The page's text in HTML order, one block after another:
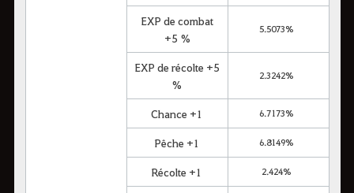
EXP de combat
+5 %
5.5073%
EXP de récolte +5
%
2.3242%
Chance +1 6.7173%
Pêche +1 6.8149%
Récolte +1 2.424%